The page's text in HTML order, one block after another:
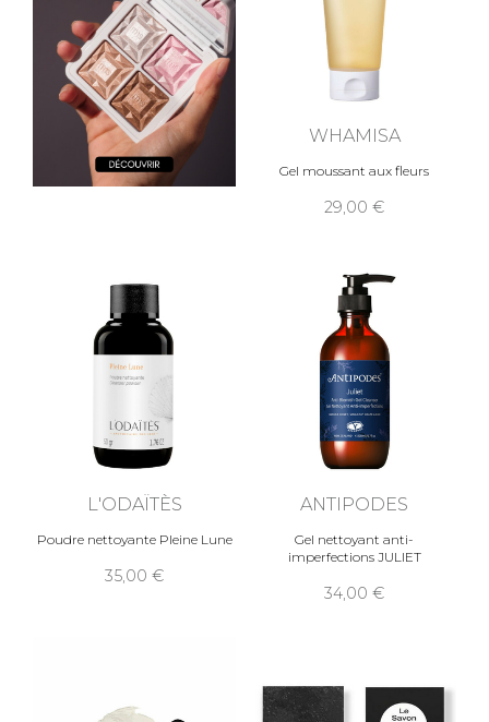
WHAMISA
Gel moussant aux fleurs
29,00
L'ODAÏTÈS
Poudre nettoyante Pleine Lune
35,00
ANTIPODES
Gel nettoyant anti-
imperfections JULIET
34,00